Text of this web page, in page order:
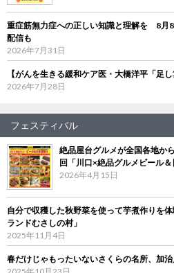
重症筋無力症への正しい知識と理解を 8月
配信も
2026年7月31日
【がんを生きる緩和ケア医・大橋洋平「足
2026年7月28日
フェスティバル
絶品屋台グルメが全国各地か
回「川口×絶品グルメビール
2026年4月15日
自分で収穫した秋野菜を使って芋煮作りを
ランドむさしの村」
2025年11月4日
春だけじゃもったいないさくらの名所、加